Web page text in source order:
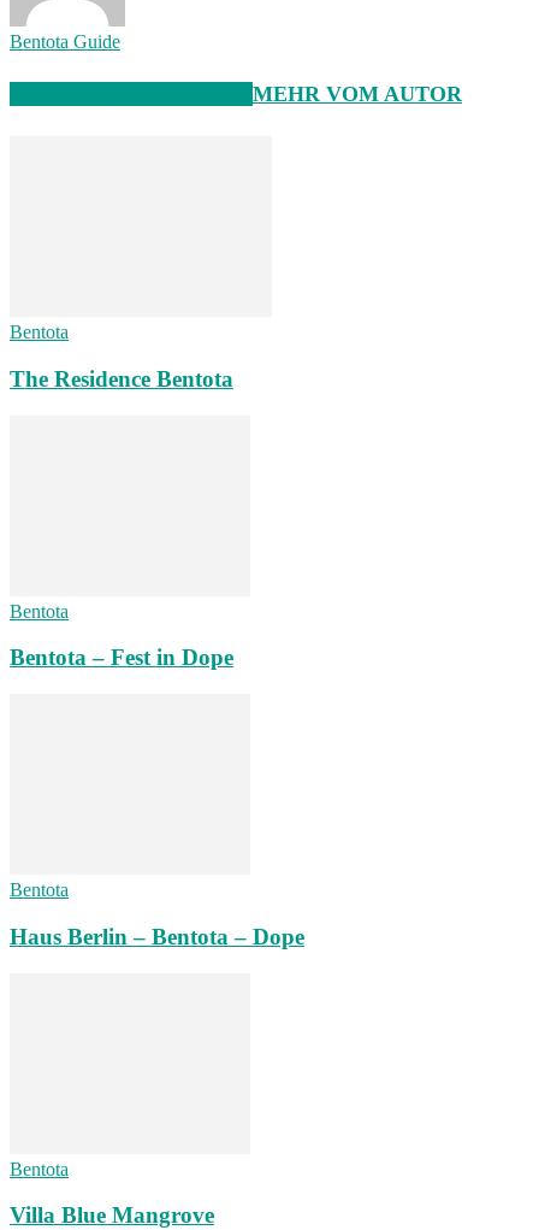
Bentota Guide
MEHR VOM AUTOR
Bentota
The Residence Bentota
Bentota
Bentota – Fest in Dope
Bentota
Haus Berlin – Bentota – Dope
Bentota
Villa Blue Mangrove